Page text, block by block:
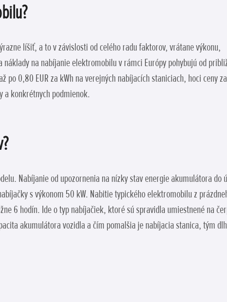
líšiť, a to v závislosti od celého radu faktorov, vrátane výkonu,
na nabíjanie elektromobilu v rámci Európy pohybujú od
po 0,80 EUR za kWh na verejných nabíjacích staniciach, hoci ceny
a konkrétnych podmienok.
Nabíjanie od upozornenia na nízky stav energie akumulátora do
s výkonom 50 kW. Nabitie typického elektromobilu z
6 hodín. Ide o typ nabíjačiek, ktoré sú spravidla umiestnené na
akumulátora vozidla a čím pomalšia je nabíjacia stanica, tým